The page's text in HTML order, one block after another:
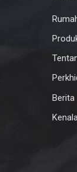
Berita